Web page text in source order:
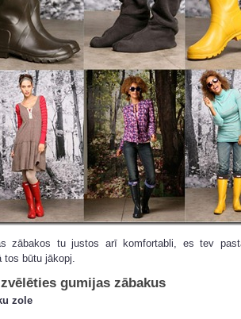
zābakos tu justos arī komfortabli, es tev
būtu jākopj.
gumijas zābakus
zole